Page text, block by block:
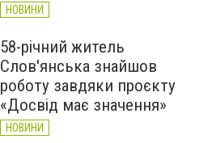
НОВИНИ
58-річний житель
Слов'янська знайшов
роботу завдяки проєкту
«Досвід має значення»
НОВИНИ